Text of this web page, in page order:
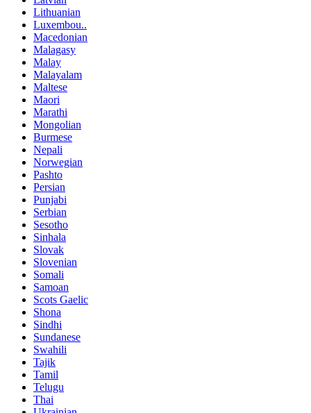
Lithuanian
Luxembou..
Macedonian
Malagasy
Malay
Malayalam
Maltese
Maori
Marathi
Mongolian
Burmese
Nepali
Norwegian
Pashto
Persian
Punjabi
Serbian
Sesotho
Sinhala
Slovak
Slovenian
Somali
Samoan
Scots Gaelic
Shona
Sindhi
Sundanese
Swahili
Tajik
Tamil
Telugu
Thai